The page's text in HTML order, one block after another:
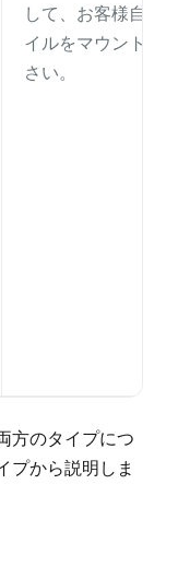
して、お客様自身
イルをマウントし
さい。
方のタイプにつ
プから説明しま